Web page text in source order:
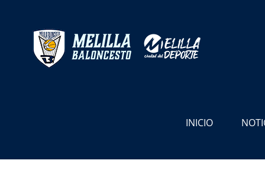
contenido
INICIO